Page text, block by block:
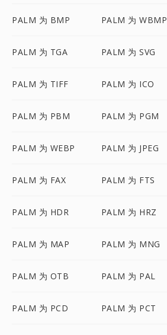
PALM 为 BMP PALM 为 WBMP
PALM 为 TGA PALM 为 SVG
PALM 为 TIFF PALM 为 ICO
PALM 为 PBM PALM 为 PGM
PALM 为 WEBP PALM 为 JPEG
PALM 为 FAX PALM 为 FTS
PALM 为 HDR PALM 为 HRZ
PALM 为 MAP PALM 为 MNG
PALM 为 OTB PALM 为 PAL
PALM 为 PCD PALM 为 PCT